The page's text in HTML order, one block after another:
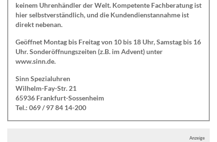
keinem Uhrenhändler der Welt. Kompetente Fachberatung ist
hier selbstverständlich, und die Kundendienstannahme ist
direkt nebenan.
Geöffnet Montag bis Freitag von 10 bis 18 Uhr, Samstag bis 16
Uhr. Sonderöffnungszeiten (z.B. im Advent) unter
www.sinn.de.
Sinn Spezialuhren
Wilhelm-Fay-Str. 21
65936 Frankfurt-Sossenheim
Tel.: 069 / 97 84 14-200
Anzeige